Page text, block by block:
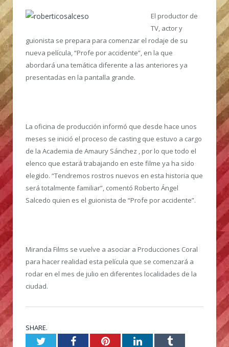
El productor de
TV, actor y
guionista se prepara para comenzar el rodaje de su
nueva película, “Profe por accidente”, en la que
abordará una temática diferente a las anteriores ya
presentadas en la pantalla grande.
La oficina de producción informó que desde hace unos
meses se inició el proceso de casting que estuvo a cargo
de la Academia de Amaury Sánchez , por lo que todo el
elenco que estará trabajando en este filme ya ha sido
elegido. “Tendremos rostros nuevos en esta historia que
será totalmente familiar”, comentó Roberto Ángel
Salcedo quien es el guionista de “Profe por accidente”.
Miranda Films se vuelve a asociar a Producciones Coral
para hacer realidad esta película que se comenzará a
rodar en el mes de julio en diferentes localidades de la
ciudad.
SHARE.
TwitterFacebookPinterestLinkedInTumblr